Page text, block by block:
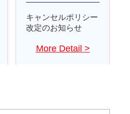
キャンセルポリシー
改定のお知らせ
More Detail >